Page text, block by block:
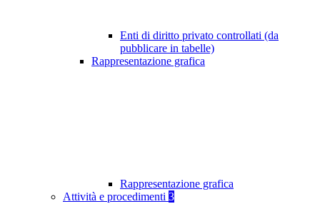
Enti di diritto privato controllati (da
pubblicare in tabelle)
Rappresentazione grafica
Rappresentazione grafica
Attività e procedimenti 3